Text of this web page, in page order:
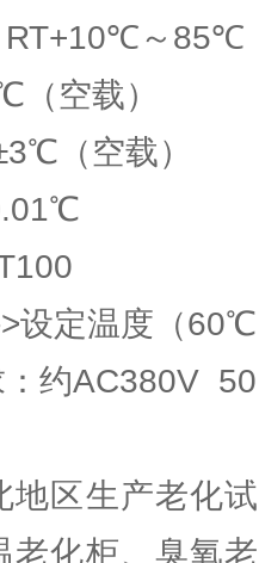
RT+10℃～85℃
空载）
（空载）
设定温度（
：约AC380V
地区生产老化
老化柜、臭氧